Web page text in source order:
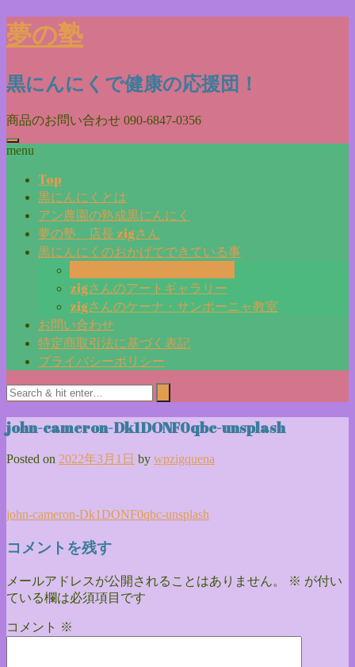
Skip
to
content
夢の塾
黒にんにくで健康の応援団！
商品のお問い合わせ 090-6847-0356
menu
Top
黒にんにくとは
アン農園の熟成黒にんにく
夢の塾 店長 zigさん
黒にんにくのおかげでできている事
zigさんのアートギャラリー
zigさんのケーナ・サンポーニャ教室
お問い合わせ
特定商取引法に基づく表記
プライバシーポリシー
john-cameron-Dk1DONF0qbc-unsplash
Posted on 2022年3月1日 by wpzigquena
投
稿
ナ
ビ
ゲ
john-cameron-Dk1DONF0qbc-unsplash
コメントを残す
メールアドレスが公開されることはありません。 ※ が付い
ている欄は必須項目です
コメント ※